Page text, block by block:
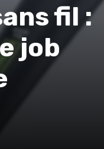
fil :
job